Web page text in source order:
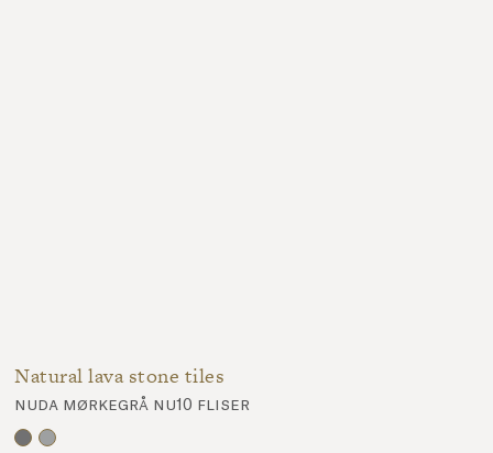
Natural lava stone tiles
nuda mørkegrå nu10 fliser